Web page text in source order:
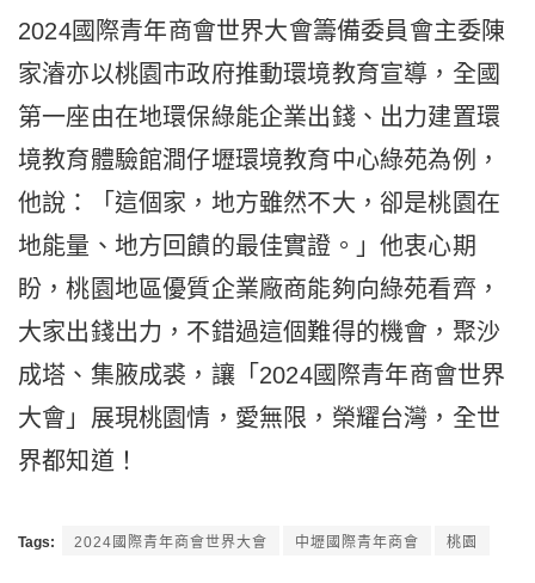
2024國際青年商會世界大會籌備委員會主委陳
家濬亦以桃園市政府推動環境教育宣導，全國
第一座由在地環保綠能企業出錢、出力建置環
境教育體驗館澗仔壢環境教育中心綠苑為例，
他說：「這個家，地方雖然不大，卻是桃園在
地能量、地方回饋的最佳實證。」他衷心期
盼，桃園地區優質企業廠商能夠向綠苑看齊，
大家出錢出力，不錯過這個難得的機會，聚沙
成塔、集腋成裘，讓「2024國際青年商會世界
大會」展現桃園情，愛無限，榮耀台灣，全世
界都知道！
Tags: 2024國際青年商會世界大會 中壢國際青年商會 桃園